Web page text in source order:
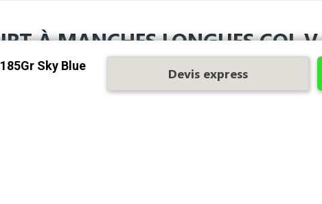
À MANCHES LONGUES COL
est agréable à porter pendant la mi-saison. Personnalisez ce
Sky Blue Devis express